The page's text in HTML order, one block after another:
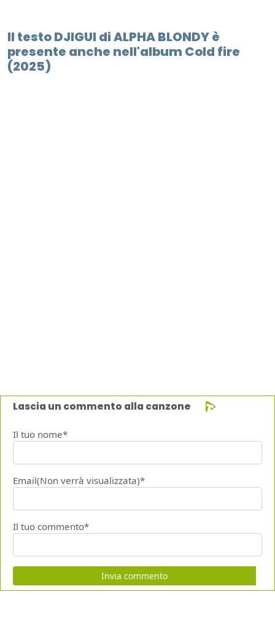
Il testo DJIGUI di ALPHA BLONDY è
presente anche nell'album Cold fire
(2025)
Lascia un commento alla canzone
Il tuo nome*
Email(Non verrà visualizzata)*
Il tuo commento*
Invia commento